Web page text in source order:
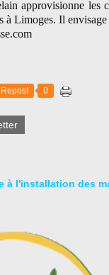
approvisionne les
à Limoges. Il
Repost 0
à l'installation des